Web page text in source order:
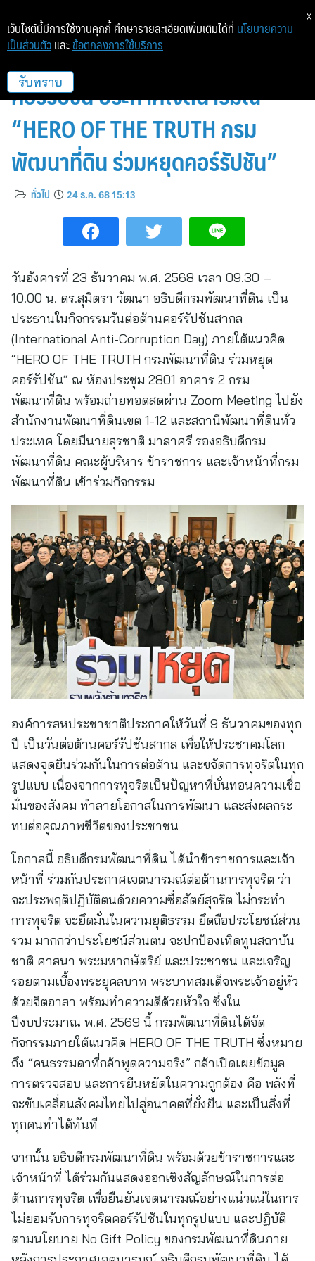
กรมพัฒนาที่ดิน เดินหน้าต่อต้าน
คอร์รัปชัน ประกาศเจตนารมณ์
“HERO OF THE TRUTH กรม
พัฒนาที่ดิน ร่วมหยุดคอร์รัปชัน”
ทั่วไป 24 ธ.ค. 68 15:13
วันอังคารที่ 23 ธันวาคม พ.ศ. 2568 เวลา 09.30 –
10.00 น. ดร.สุมิตรา วัฒนา อธิบดีกรมพัฒนาที่ดิน เป็น
ประธานในกิจกรรมวันต่อต้านคอร์รัปชันสากล
(International Anti-Corruption Day) ภายใต้แนวคิด
“HERO OF THE TRUTH กรมพัฒนาที่ดิน ร่วมหยุด
คอร์รัปชัน” ณ ห้องประชุม 2801 อาคาร 2 กรม
พัฒนาที่ดิน พร้อมถ่ายทอดสดผ่าน Zoom Meeting ไปยัง
สำนักงานพัฒนาที่ดินเขต 1-12 และสถานีพัฒนาที่ดินทั่ว
ประเทศ โดยมีนายสุรชาติ มาลาศรี รองอธิบดีกรม
พัฒนาที่ดิน คณะผู้บริหาร ข้าราชการ และเจ้าหน้าที่กรม
พัฒนาที่ดิน เข้าร่วมกิจกรรม
องค์การสหประชาชาติประกาศให้วันที่ 9 ธันวาคมของทุก
ปี เป็นวันต่อต้านคอร์รัปชันสากล เพื่อให้ประชาคมโลก
แสดงจุดยืนร่วมกันในการต่อต้าน และขจัดการทุจริตในทุก
รูปแบบ เนื่องจากการทุจริตเป็นปัญหาที่บั่นทอนความเชื่อ
มั่นของสังคม ทำลายโอกาสในการพัฒนา และส่งผลกระ
ทบต่อคุณภาพชีวิตของประชาชน
โอกาสนี้ อธิบดีกรมพัฒนาที่ดิน ได้นำข้าราชการและเจ้า
หน้าที่ ร่วมกันประกาศเจตนารมณ์ต่อต้านการทุจริต ว่า
จะประพฤติปฏิบัติตนด้วยความซื่อสัตย์สุจริต ไม่กระทำ
การทุจริต จะยึดมั่นในความยุติธรรม ยึดถือประโยชน์ส่วน
รวม มากกว่าประโยชน์ส่วนตน จะปกป้องเทิดทูนสถาบัน
ชาติ ศาสนา พระมหากษัตริย์ และประชาชน และเจริญ
รอยตามเบื้องพระยุคลบาท พระบาทสมเด็จพระเจ้าอยู่หัว
ด้วยจิตอาสา พร้อมทำความดีด้วยหัวใจ ซึ่งใน
ปีงบประมาณ พ.ศ. 2569 นี้ กรมพัฒนาที่ดินได้จัด
กิจกรรมภายใต้แนวคิด HERO OF THE TRUTH ซึ่งหมาย
ถึง “คนธรรมดาที่กล้าพูดความจริง” กล้าเปิดเผยข้อมูล
การตรวจสอบ และการยืนหยัดในความถูกต้อง คือ พลังที่
จะขับเคลื่อนสังคมไทยไปสู่อนาคตที่ยั่งยืน และเป็นสิ่งที่
ทุกคนทำได้ทันที
จากนั้น อธิบดีกรมพัฒนาที่ดิน พร้อมด้วยข้าราชการและ
เจ้าหน้าที่ ได้ร่วมกันแสดงออกเชิงสัญลักษณ์ในการต่อ
ต้านการทุจริต เพื่อยืนยันเจตนารมณ์อย่างแน่วแน่ในการ
ไม่ยอมรับการทุจริตคอร์รัปชันในทุกรูปแบบ และปฏิบัติ
ตามนโยบาย No Gift Policy ของกรมพัฒนาที่ดินภาย
เว็บไซต์นี้มีการใช้งานคุกกี้ ศึกษารายละเอียดเพิ่มเติมได้ที่ นโยบายความ
เป็นส่วนตัว และ ข้อตกลงการใช้บริการ
รับทราบ
X